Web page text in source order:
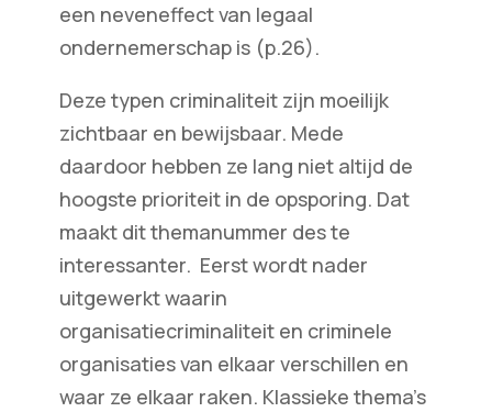
een neveneffect van legaal
ondernemerschap is (p.26).
Deze typen criminaliteit zijn moeilijk
zichtbaar en bewijsbaar. Mede
daardoor hebben ze lang niet altijd de
hoogste prioriteit in de opsporing. Dat
maakt dit themanummer des te
interessanter. Eerst wordt nader
uitgewerkt waarin
organisatiecriminaliteit en criminele
organisaties van elkaar verschillen en
waar ze elkaar raken. Klassieke thema’s